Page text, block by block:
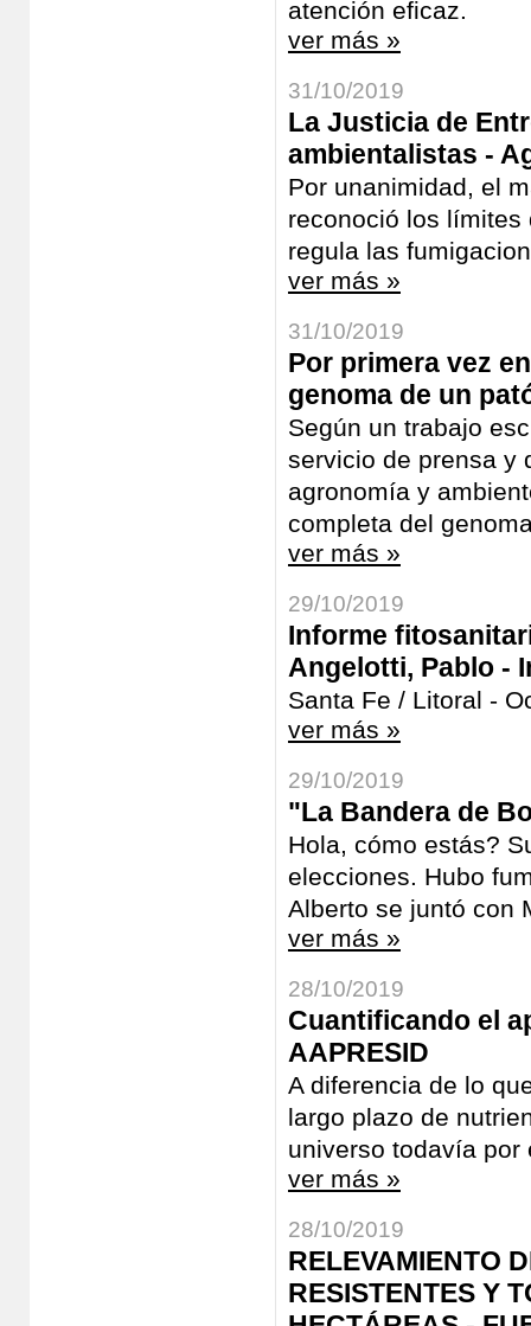
atención eficaz.
ver más »
31/10/2019
La Justicia de
ambientalistas -
Por unanimidad, el
reconoció los límites
regula las
ver más »
31/10/2019
Por primera vez
genoma de un
Según un trabajo
servicio de prensa y
agronomía y
completa del
ver más »
29/10/2019
Informe
Angelotti, Pablo -
Santa Fe / Litoral -
ver más »
29/10/2019
"La Bandera de
Hola, cómo estás?
elecciones. Hubo
Alberto se juntó con
ver más »
28/10/2019
Cuantificando el
AAPRESID
A diferencia de lo
largo plazo de
universo todavía por
ver más »
28/10/2019
RELEVAMIENTO
RESISTENTES Y